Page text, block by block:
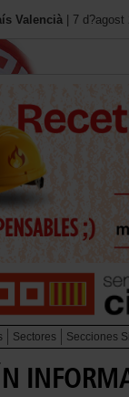
Valencià | 7 d?agost
Sectores Secciones